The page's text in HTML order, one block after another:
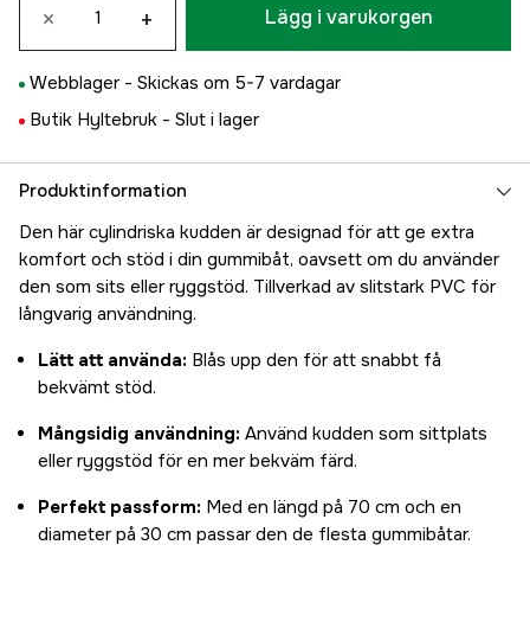
× + Lägg i varukorgen
Webblager - Skickas om 5-7 vardagar
Butik Hyltebruk - Slut i lager
Produktinformation
Den här cylindriska kudden är designad för att ge extra
komfort och stöd i din gummibåt, oavsett om du använder
den som sits eller ryggstöd. Tillverkad av slitstark PVC för
långvarig användning.
Lätt att använda: Blås upp den för att snabbt få
bekvämt stöd.
Mångsidig användning: Använd kudden som sittplats
eller ryggstöd för en mer bekväm färd.
Perfekt passform: Med en längd på 70 cm och en
diameter på 30 cm passar den de flesta gummibåtar.